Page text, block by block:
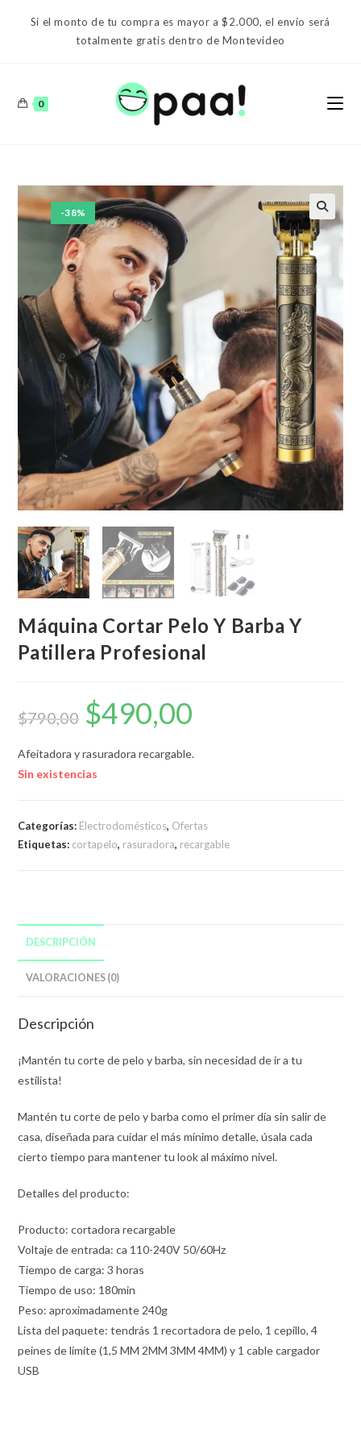
Si el monto de tu compra es mayor a $2.000, el envío será
totalmente gratis dentro de Montevideo
0
-38%
Máquina Cortar Pelo Y Barba Y
Patillera Profesional
$790,00
El
precio
original
$790,00.
$490,00
Afeitadora y rasuradora recargable.
Sin existencias
Categorías: Electrodomésticos, Ofertas
Etiquetas: cortapelo, rasuradora, recargable
DESCRIPCIÓN
VALORACIONES (0)
Descripción
¡Mantén tu corte de pelo y barba, sin necesidad de ir a tu
estilista!
Mantén tu corte de pelo y barba como el primer día sin salir de
casa, diseñada para cuidar el más mínimo detalle, úsala cada
cierto tiempo para mantener tu look al máximo nivel.
Detalles del producto:
Producto: cortadora recargable
Voltaje de entrada: ca 110-240V 50/60Hz
Tiempo de carga: 3 horas
Tiempo de uso: 180min
Peso: aproximadamente 240g
Lista del paquete: tendrás 1 recortadora de pelo, 1 cepillo, 4
peines de límite (1,5 MM 2MM 3MM 4MM) y 1 cable cargador
USB